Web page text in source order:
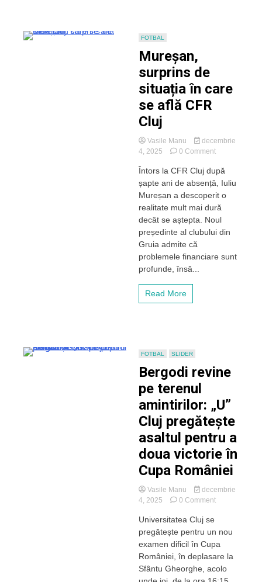
deplasare
FOTBAL
Mureșan,
surprins de
situația în care
se află CFR
Cluj
Vasile Manu
decembrie
4, 2025
0 Commenton
surprins
de
situația
în
se
află
Cluj
Întors la CFR Cluj după
șapte ani de absență, Iuliu
Mureșan a descoperit o
realitate mult mai dură
decât se aștepta. Noul
președinte al clubului din
Gruia admite că
problemele financiare sunt
profunde, însă...
Read More
FOTBAL SLIDER
Bergodi revine
pe terenul
amintirilor: „U”
Cluj pregătește
asaltul pentru a
doua victorie în
Cupa României
Vasile Manu
decembrie
4, 2025
0 Commenton
pe
terenul
amintirilor:
Cluj
Universitatea Cluj se
pregătește pentru un nou
examen dificil în Cupa
României, în deplasare la
Sfântu Gheorghe, acolo